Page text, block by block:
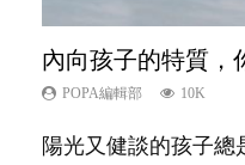
內向孩子的特質，
POPA編輯部 10K
陽光又健談的孩子總
夫妻必看！經營婚
POPA編輯部 22.9K
你是不是也曾經以為
新手父母不用怕
POPA編輯部 16.3K
相信許多人初為人父
想孩子學好外語，
POPA編輯部 9.9K
有人話學多種語言越
愛孩子也別忘了愛
己的身心靈？